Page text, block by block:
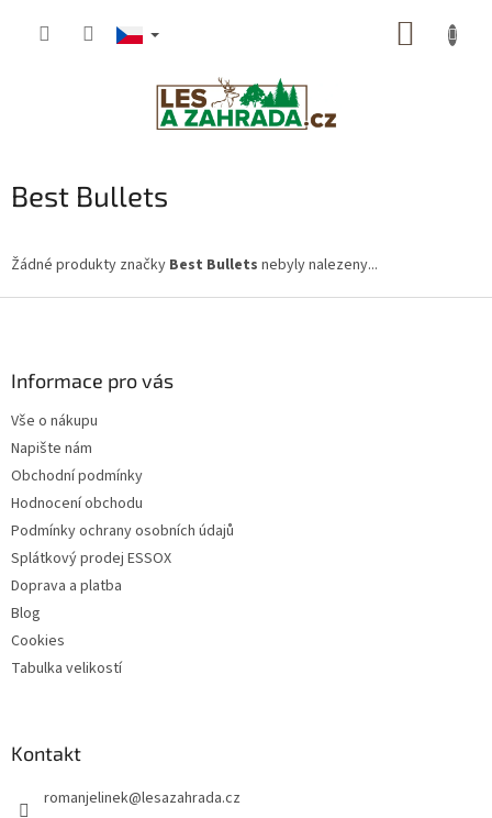
Best Bullets
Žádné produkty značky Best Bullets nebyly nalezeny...
Informace pro vás
Vše o nákupu
Napište nám
Obchodní podmínky
Hodnocení obchodu
Podmínky ochrany osobních údajů
Splátkový prodej ESSOX
Doprava a platba
Blog
Cookies
Tabulka velikostí
Kontakt
romanjelinek@lesazahrada.cz